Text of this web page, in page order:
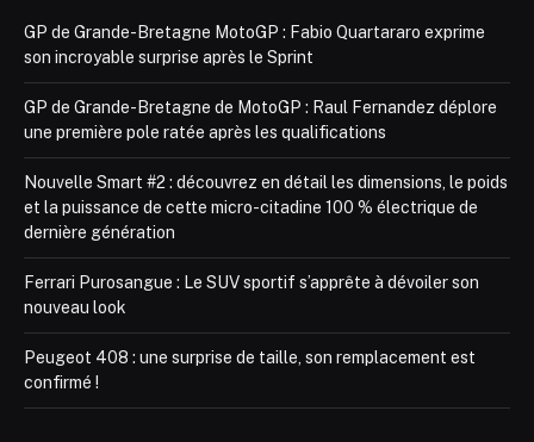
GP de Grande-Bretagne MotoGP : Fabio Quartararo exprime
son incroyable surprise après le Sprint
GP de Grande-Bretagne de MotoGP : Raul Fernandez déplore
une première pole ratée après les qualifications
Nouvelle Smart #2 : découvrez en détail les dimensions, le poids
et la puissance de cette micro-citadine 100 % électrique de
dernière génération
Ferrari Purosangue : Le SUV sportif s’apprête à dévoiler son
nouveau look
Peugeot 408 : une surprise de taille, son remplacement est
confirmé !